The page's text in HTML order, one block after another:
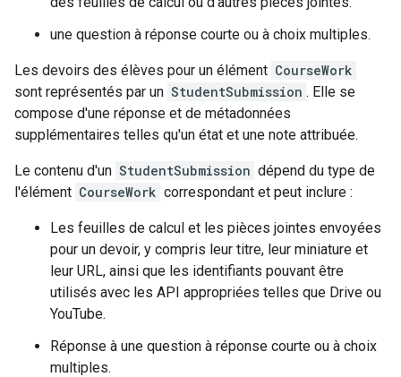
une question à réponse courte ou à choix multiples.
Les devoirs des élèves pour un élément CourseWork
sont représentés par un StudentSubmission . Elle se
compose d'une réponse et de métadonnées
supplémentaires telles qu'un état et une note attribuée.
Le contenu d'un StudentSubmission dépend du type de
l'élément CourseWork correspondant et peut inclure :
Les feuilles de calcul et les pièces jointes envoyées
pour un devoir, y compris leur titre, leur miniature et
leur URL, ainsi que les identifiants pouvant être
utilisés avec les API appropriées telles que Drive ou
YouTube.
Réponse à une question à réponse courte ou à choix
multiples.